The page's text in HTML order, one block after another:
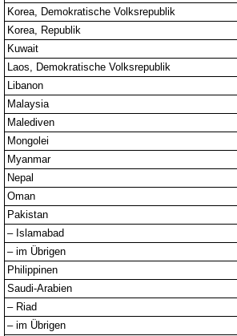
Korea, Demokratische Volksrepublik
Korea, Republik
Kuwait
Laos, Demokratische Volksrepublik
Libanon
Malaysia
Malediven
Mongolei
Myanmar
Nepal
Oman
Pakistan
– Islamabad
– im Übrigen
Philippinen
Saudi-Arabien
– Riad
– im Übrigen